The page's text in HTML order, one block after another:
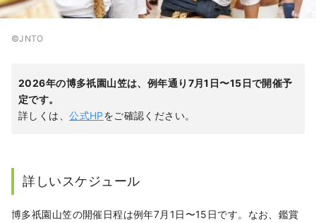
©︎JNTO
2026年の博多祇園山笠は、例年通り7月1日〜15日で開催予
定です。
詳しくは、公式HPをご確認ください。
詳しいスケジュール
博多祇園山笠の開催日程は例年7月1日〜15日です。なお、鑑賞